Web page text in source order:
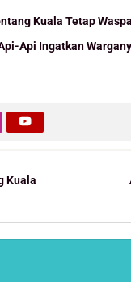
Kuala Tetap
Api Ingatkan
Kuala